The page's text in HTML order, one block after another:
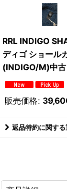
RRL INDIGO
ディゴ ショール
(INDIGO/M)中
販売価格:
返品特約に関す